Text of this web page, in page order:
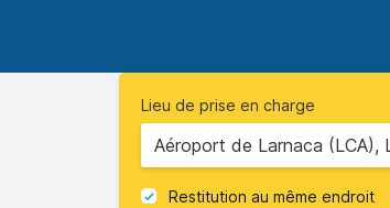
Lieu de prise en charge
Aéroport de Larnaca (LCA),
Restitution au même endroit